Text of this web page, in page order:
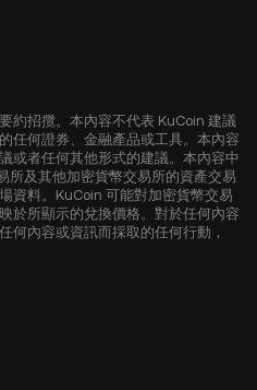
約招攬。本內容不代表 KuCoin 建議
任何證券、金融產品或工具。本內容
或者任何其他形式的建議。本內容中
所及其他加密貨幣交易所的資產交易
資料。KuCoin 可能對加密貨幣交易
於所顯示的兌換價格。對於任何內容
何內容或資訊而採取的任何行動，